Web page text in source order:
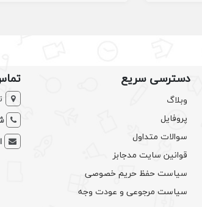
دسترسی سریع
وبلاگ
پروفایل
سوالات متداول
قوانین سایت مدجابز
سیاست حفظ حریم خصوصی
سیاست مرجوعی و عودت وجه